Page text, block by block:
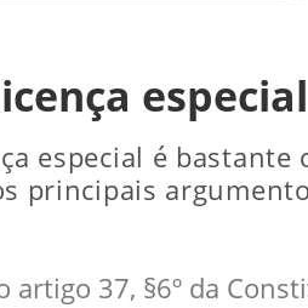
especial
especial é bastante
principais
artigo 37, §6º da